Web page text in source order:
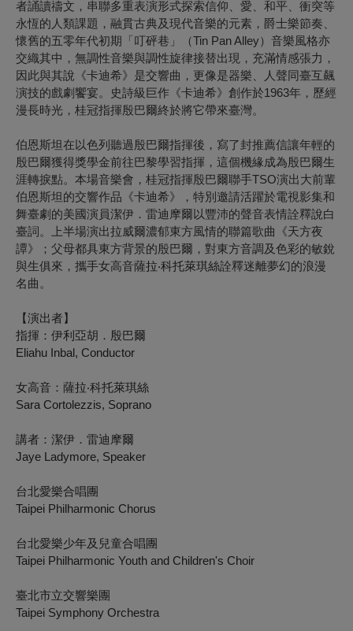
者誦讀禱文，串聯多重表演形式探索信仰、愛、和平、衝突等
永恆的人類課題，融貫古典及現代音樂的元素，爵士樂節奏、
懷舊的五零年代初期「叮砰巷」（Tin Pan Alley）音樂風格亦
交織其中，無調性音樂與調性旋律接替出現，充滿情感張力，
因此與其說《卡迪希》是交響曲，更像是器樂、人聲同臺互飆
演技的戲劇饗宴。史詩級巨作《卡迪希》創作於1963年，歷經
漫長時光，桂冠指揮殷巴爾終於將它帶來臺灣。
伯恩斯坦在以色列聽過殷巴爾指揮後，寫了封推薦信讓年輕的
殷巴爾獲得獎學金前往巴黎學習指揮，這個機緣成為殷巴爾生
涯轉捩點。本場音樂會，桂冠指揮殷巴爾聯手TSO演出大前輩
伯恩斯坦的交響作品《卡迪希》，特別邀請活躍於電視影集和
舞臺劇的美國演員潔伊．雷迪摩爾以豐沛的聲音表情詮釋說白
臺詞。上半場演出拉威爾濃郁東方風情的聯篇歌曲《天方夜
譚》；父母都具東方背景的殷巴爾，對東方音調及色彩的敏銳
與生俱來，攜手女高音薩拉‧科托萊琪絲詮釋迷離夢幻的浪漫
名曲。
【演出者】
指揮：伊利亞胡．殷巴爾
Eliahu Inbal, Conductor
女高音：薩拉‧科托萊琪絲
Sara Cortolezzis, Soprano
講者：潔伊．雷迪摩爾
Jaye Ladymore, Speaker
台北愛樂合唱團
Taipei Philharmonic Chorus
台北愛樂少年及兒童合唱團
Taipei Philharmonic Youth and Children's Choir
臺北市立交響樂團
Taipei Symphony Orchestra